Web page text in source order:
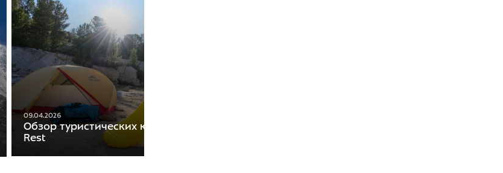
09.04.2026
Обзор туристических ковриков Therm-a-
Rest